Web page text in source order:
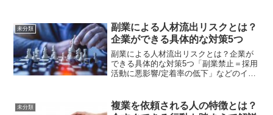
業に携わるという仕事の形のことです。
地方における人材不足解消...
未分類
副業による人材流出リスクとは？
企業ができる具体的な対策5つ
副業による人材流出リスクとは？企業が
できる具体的な対策5つ「副業禁止＝採用
活動に悪影響/定着率の低下」などのイメ
らずあることをご存知だったでしょう
か？そこで今回は人材流...
未分類
複業を依頼される人の特徴とは？